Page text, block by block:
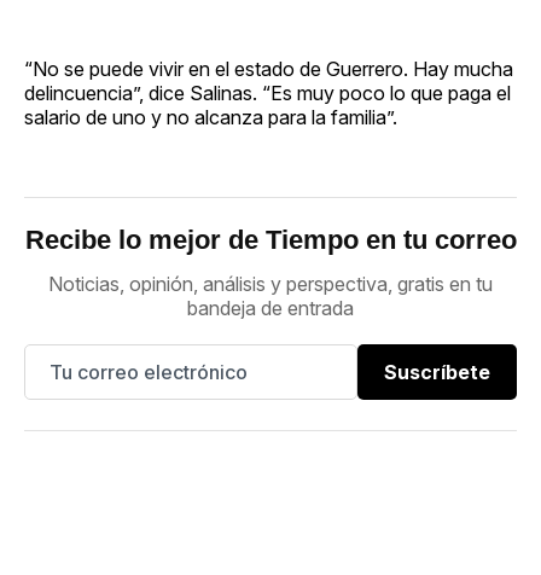
“No se puede vivir en el estado de Guerrero. Hay mucha
delincuencia”, dice Salinas. “Es muy poco lo que paga el
salario de uno y no alcanza para la familia”.
Recibe lo mejor de Tiempo en tu correo
Noticias, opinión, análisis y perspectiva, gratis en tu
bandeja de entrada
Suscríbete